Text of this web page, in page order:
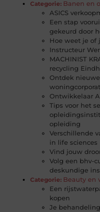
Categorie: Banen en
ASICS
Een stap
gekeurd door
Hoe weet je of
Instructeur
MACHINIST
recycling
Ontdek
Ontwikkelaar
Tips voor het
opleiding
Verschillende
in life sciences
Vind jouw
Volg een bhv-
deskundige
Categorie: Beauty en
Een
kopen
Je